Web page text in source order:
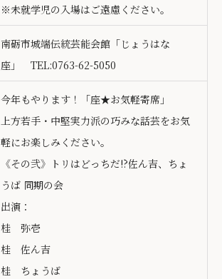
※未就学児の入場はご遠慮ください。
南砺市城端伝統芸能会館「じょうはな
座」 TEL:0763-62-5050
今年もやります！「座★お気軽寄席」
上方若手・中堅実力派の巧みな話芸をお気
軽にお楽しみください。
《その弐》トリはどっちだ!?佐ん吉、ちょ
うば 同期の会
出演：
桂 弥壱
桂 佐ん吉
桂 ちょうば